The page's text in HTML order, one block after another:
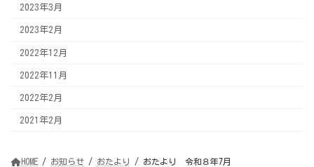
2023年3月
2023年2月
2022年12月
2022年11月
2022年2月
2021年2月
HOME お知らせ おたより おたより 令和８年7月